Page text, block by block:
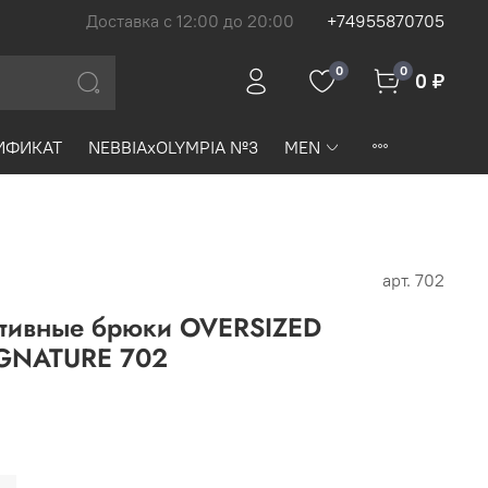
Доставка с 12:00 до 20:00 +74955870705
0 0 0 ₽
NEBBIAxOLYMPIA №3 MEN
арт. 702
брюки OVERSIZED
702